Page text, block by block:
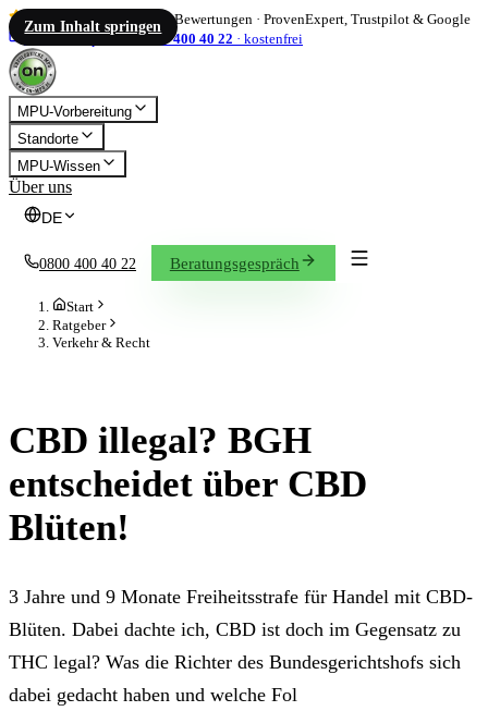
Zum Inhalt springen
4,86 / 5 1.833 Bewertungen · ProvenExpert, Trustpilot & Google
info@on-mpu.de
0800 400 40 22 · kostenfrei
MPU-Vorbereitung
Standorte
MPU-Wissen
Über uns
DE
0800 400 40 22 Beratungsgespräch
Start
Ratgeber
Verkehr & Recht
CBD illegal? BGH
entscheidet über CBD
Blüten!
3 Jahre und 9 Monate Freiheitsstrafe für Handel mit CBD-
Blüten. Dabei dachte ich, CBD ist doch im Gegensatz zu
THC legal? Was die Richter des Bundesgerichtshofs sich
dabei gedacht haben und welche Fol